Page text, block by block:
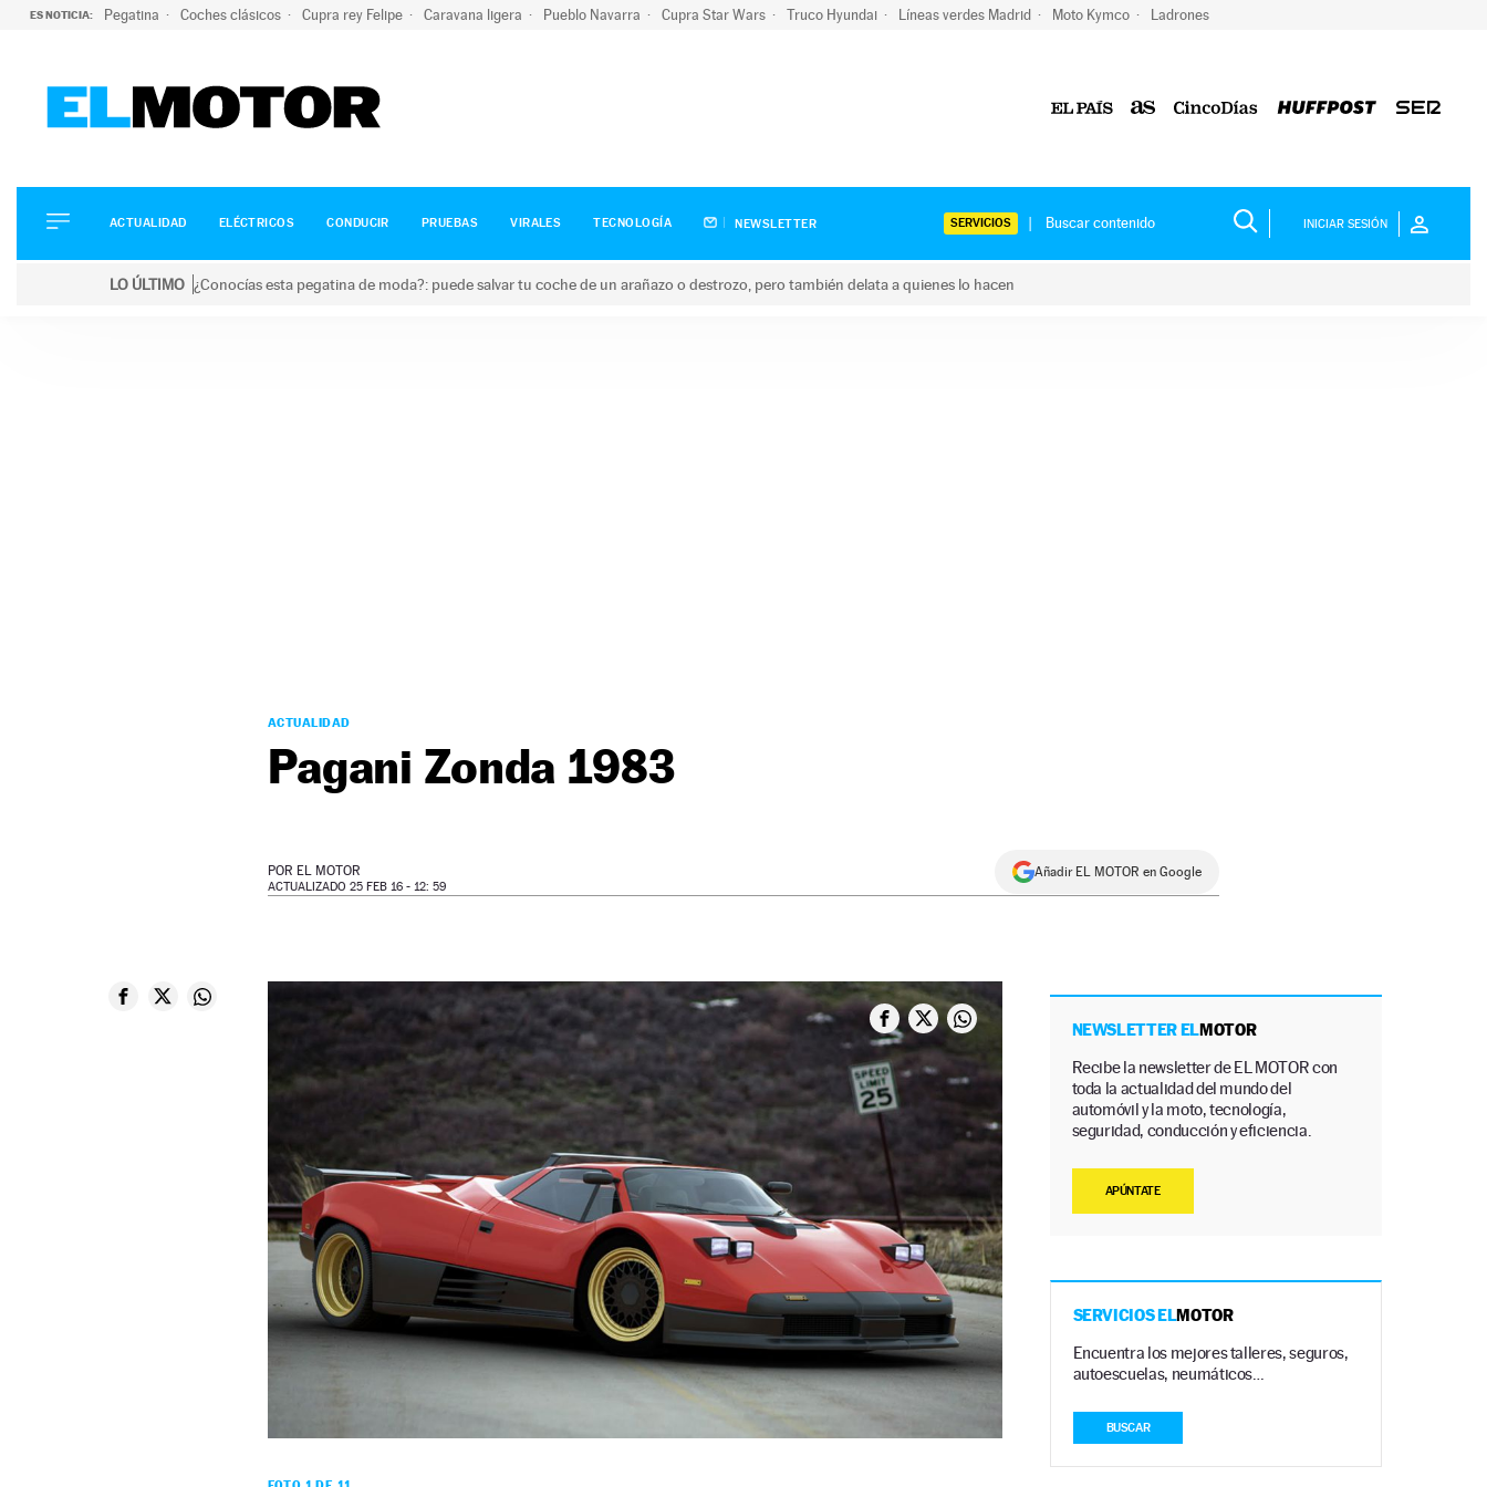
ES NOTICIA: Pegatina Coches clásicos Cupra rey Felipe Caravana ligera Pueblo Navarra Cupra Star Wars Truco Hyundai Líneas verdes Madrid Moto Kymco Ladrones
ELÉCTRICOS
CONDUCIR
ACTUALIDAD ELÉCTRICOS CONDUCIR PRUEBAS VIRALES TECNOLOGÍA NEWSLETTER SERVICIOS INICIAR SESIÓN
LO ÚLTIMO ¿Conocías esta pegatina de moda?: puede salvar tu coche de un arañazo o destrozo, pero también delata a quienes lo hacen
ACTUALIDAD
Pagani Zonda 1983
POR EL MOTOR
ACTUALIZADO 25 FEB 16 - 12: 59
Añadir EL MOTOR en Google
NEWSLETTER ELMOTOR
Recibe la newsletter de EL MOTOR con
toda la actualidad del mundo del
automóvil y la moto, tecnología,
seguridad, conducción y eficiencia.
APÚNTATE
SERVICIOS ELMOTOR
Encuentra los mejores talleres, seguros,
autoescuelas, neumáticos…
BUSCAR